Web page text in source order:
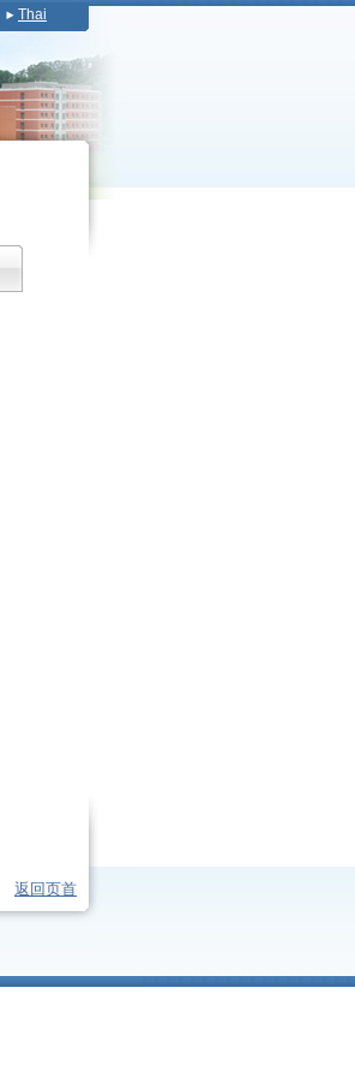
Thai
返回页首